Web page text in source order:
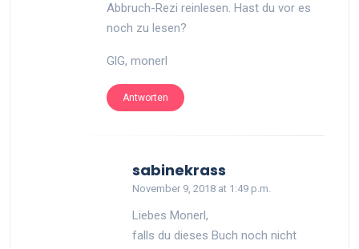
Abbruch-Rezi reinlesen. Hast du vor es
noch zu lesen?
GlG, monerl
Antworten
sabinekrass
November 9, 2018 at 1:49 p.m.
Liebes Monerl,
falls du dieses Buch noch nicht